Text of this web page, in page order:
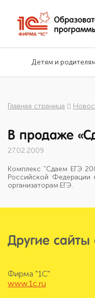
Детям и
Главная страница
В продаже
27.02.2009
Комплекс "Сдаем ЕГЭ
Российской Федерации
организаторам ЕГЭ.
Другие
Фирма "1С"
www.1c.ru